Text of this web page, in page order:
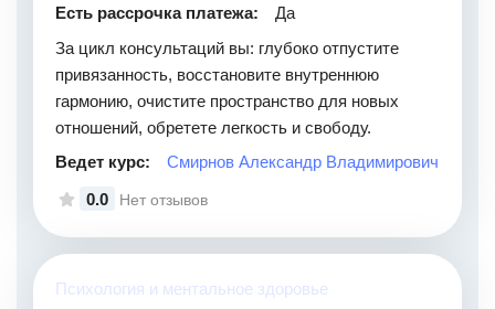
Есть рассрочка платежа:
Да
За цикл консультаций вы: глубоко отпустите
привязанность, восстановите внутреннюю
гармонию, очистите пространство для новых
отношений, обретете легкость и свободу.
Ведет курс:
Смирнов Александр Владимирович
0.0
Нет отзывов
Психология и ментальное здоровье